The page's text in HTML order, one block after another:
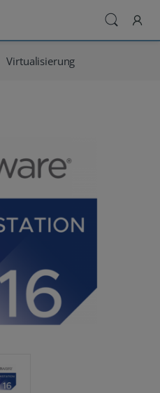
Virtualisierung